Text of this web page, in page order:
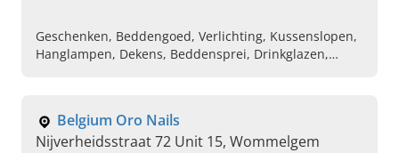
Geschenken, Beddengoed, Verlichting, Kussenslopen,
Hanglampen, Dekens, Beddensprei, Drinkglazen,
Belgium Oro Nails
Nijverheidsstraat 72 Unit 15, Wommelgem